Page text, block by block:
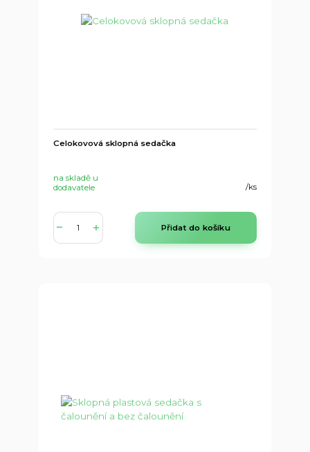
Celokovová sklopná sedačka
/ks
na skladě u
dodavatele
Přidat do košíku